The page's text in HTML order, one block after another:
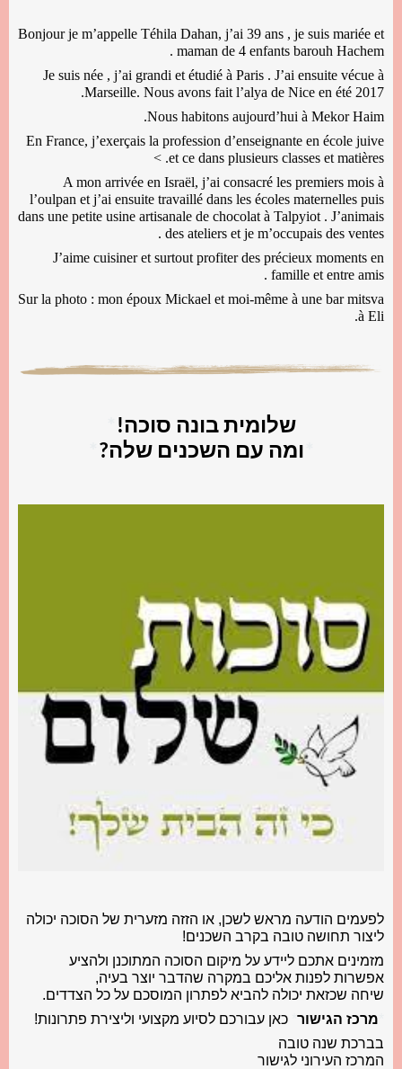
Bonjour je m’appelle Téhila Dahan, j’ai 39 ans , je suis mariée et
maman de 4 enfants barouh Hachem .
Je suis née , j’ai grandi et étudié à Paris . J’ai ensuite vécue à
Marseille. Nous avons fait l’alya de Nice en été 2017.
Nous habitons aujourd’hui à Mekor Haim.
En France, j’exerçais la profession d’enseignante en école juive
et ce dans plusieurs classes et matières. >
A mon arrivée en Israël, j’ai consacré les premiers mois à
l’oulpan et j’ai ensuite travaillé dans les écoles maternelles puis
dans une petite usine artisanale de chocolat à Talpyiot . J’animais
des ateliers et je m’occupais des ventes .
J’aime cuisiner et surtout profiter des précieux moments en
famille et entre amis .
Sur la photo : mon époux Mickael et moi-même à une bar mitsva
à Eli.
שלומית בונה סוכה!
ומה עם השכנים שלה?
לפעמים הודעה מראש לשכן, או הזזה מזערית של הסוכה יכולה
ליצור תחושה טובה בקרב השכנים!
מזמינים אתכם ליידע על מיקום הסוכה המתוכנן ולהציע
אפשרות לפנות אליכם במקרה שהדבר יוצר בעיה,
שיחה שכזאת יכולה להביא לפתרון המוסכם על כל הצדדים.
מרכז הגישור כאן עבורכם לסיוע מקצועי וליצירת פתרונות!
בברכת שנה טובה
המרכז העירוני לגישור